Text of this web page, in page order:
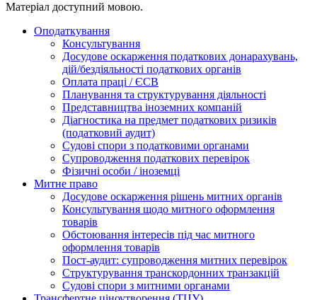
Матеріал доступний мовою.
Оподаткування
Консультування
Досудове оскарження податкових донарахувань,
дій/бездіяльності податкових органів
Оплата праці / ЄСВ
Планування та структурування діяльності
Представництва іноземних компаній
Діагностика на предмет податкових ризиків
(податковий аудит)
Судові спори з податковими органами
Супроводження податкових перевірок
Фізичні особи / іноземці
Митне право
Досудове оскарження рішень митних органів
Консультування щодо митного оформлення
товарів
Обстоювання інтересів під час митного
оформлення товарів
Пост-аудит: супроводження митних перевірок
Структурування транскордонних транзакцій
Судові спори з митними органами